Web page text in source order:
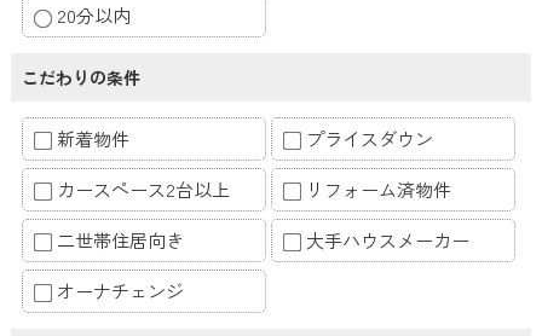
20分以内
こだわりの条件
新着物件
プライスダウン
カースペース2台以上
リフォーム済物件
二世帯住居向き
大手ハウスメーカー
オーナチェンジ